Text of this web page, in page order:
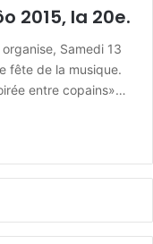
2015, la 20e.
Samedi 13
fête de la musique.
entre copains»…